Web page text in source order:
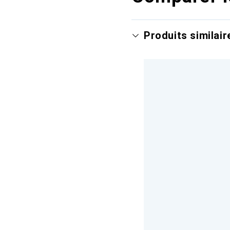
Produits